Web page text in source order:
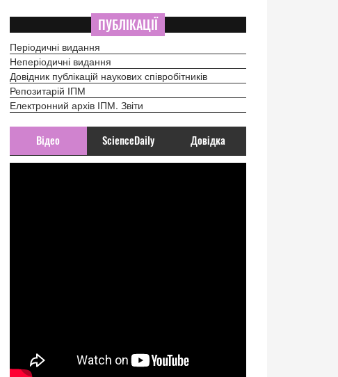
ПУБЛІКАЦІЇ
Періодичні видання
Неперіодичні видання
Довідник публікацій наукових співробітників
Репозитарій ІПМ
Електронний архів ІПМ. Звіти
Відео ScienceDaily Довідка